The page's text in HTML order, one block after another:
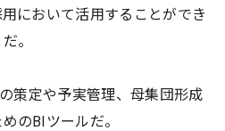
において活用することができ
。
策定や予実管理、母集団形成
のBIツールだ。